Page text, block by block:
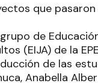
que
de
(EIJA) de la
de las
Anabella